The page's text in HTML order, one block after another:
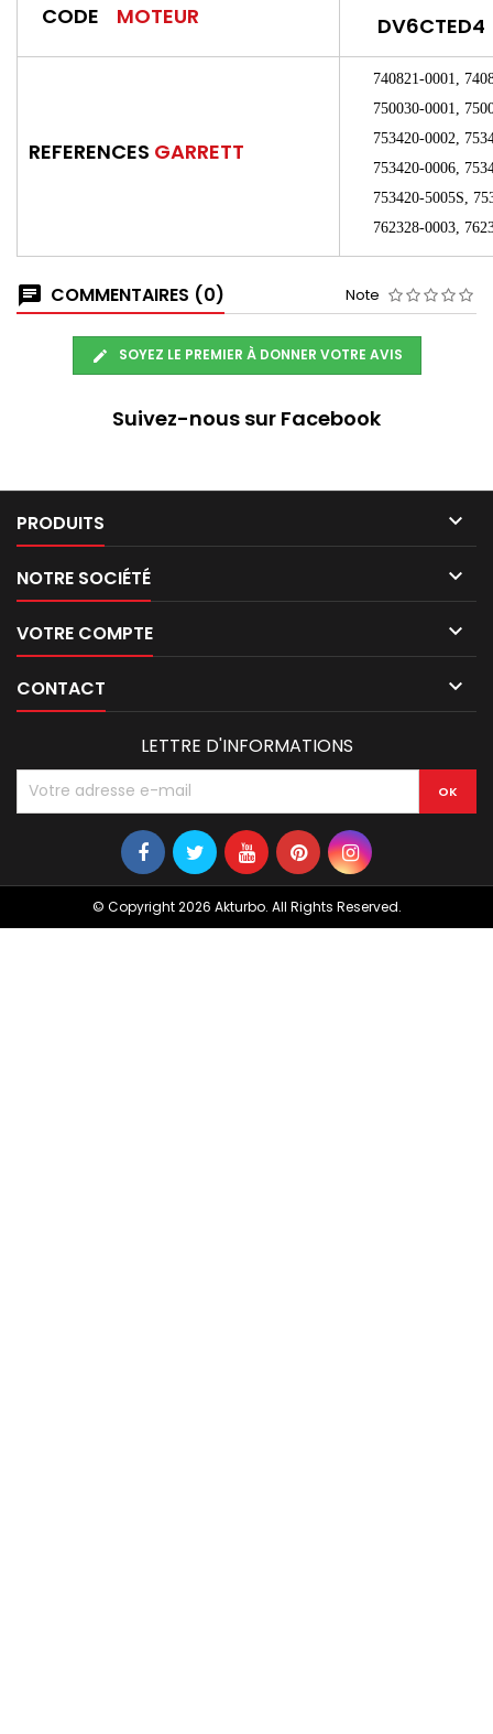
CODE MOTEUR DV6CTED4
REFERENCES GARRETT
740821-0001,
750030-0001,
753420-0002,
753420-0006,
753420-5005S,
762328-0003,
COMMENTAIRES (0) Note
SOYEZ LE PREMIER À DONNER VOTRE AVIS
Suivez-nous sur Facebook
PRODUITS 
NOTRE SOCIÉTÉ 
VOTRE COMPTE 
CONTACT 
LETTRE D'INFORMATIONS
© Copyright 2026 Akturbo. All Rights Reserved.